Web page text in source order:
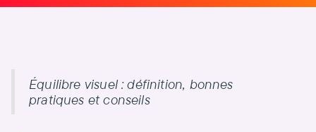
Équilibre visuel : définition, bonnes
pratiques et conseils